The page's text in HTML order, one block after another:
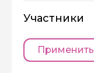
Участники
Применить